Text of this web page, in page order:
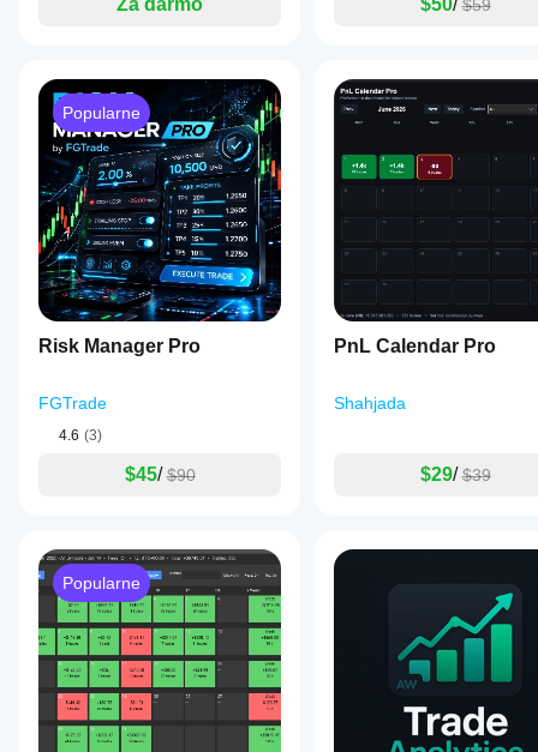
operational
i konfiguracji.
Za darmo $50/ $59
Popularne
Risk Manager Pro
FGTrade
4.6 (3)
$45/ $90
PnL Calendar Pro
Shahjada
$29/ $39
Popularne